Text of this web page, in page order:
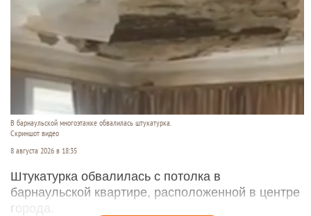
В барнаульской многоэтажке обвалилась штукатурка.
Скриншот видео
8 августа 2026 в 18:35
Штукатурка обвалилась с потолка в
барнаульской квартире, расположенной в центре
города.